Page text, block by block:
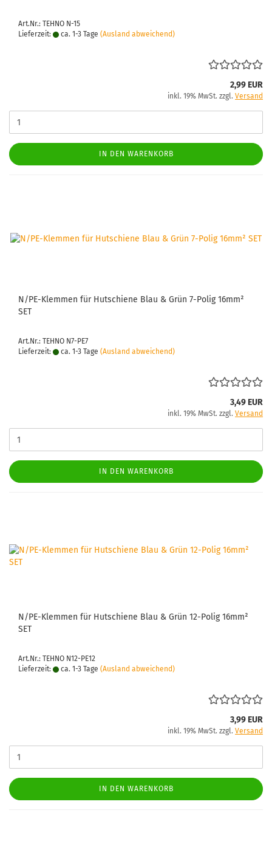
Art.Nr.: TEHNO N-15
Lieferzeit:
ca. 1-3 Tage (Ausland abweichend)
2,99 EUR
inkl. 19% MwSt. zzgl. Versand
IN DEN WARENKORB
N/PE-​Klem­men für Hut­schie­ne Blau & Grün 7-​Polig 16mm²
SET
Art.Nr.: TEHNO N7-PE7
Lieferzeit:
ca. 1-3 Tage (Ausland abweichend)
3,49 EUR
inkl. 19% MwSt. zzgl. Versand
IN DEN WARENKORB
N/PE-​Klem­men für Hut­schie­ne Blau & Grün 12-​Polig 16mm²
SET
Art.Nr.: TEHNO N12-PE12
Lieferzeit:
ca. 1-3 Tage (Ausland abweichend)
3,99 EUR
inkl. 19% MwSt. zzgl. Versand
IN DEN WARENKORB